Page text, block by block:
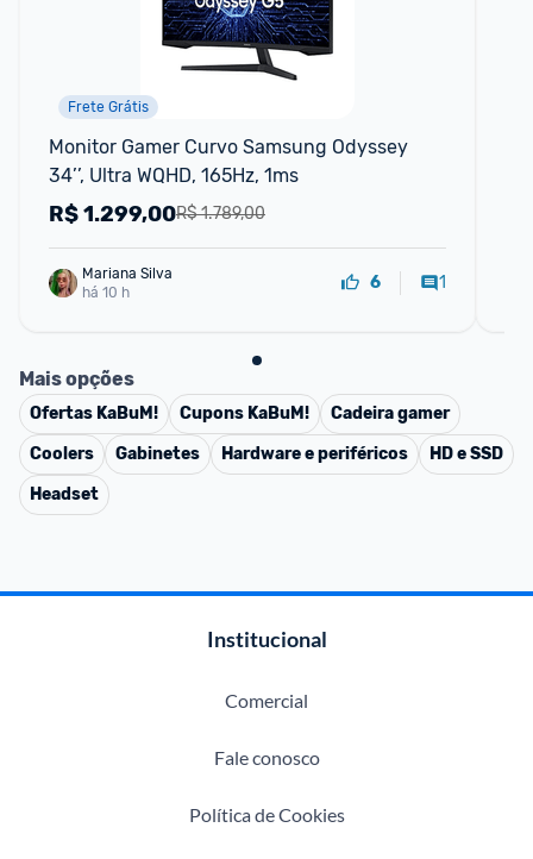
Frete Grátis
Monitor Gamer Curvo Samsung Odyssey
34’’, Ultra WQHD, 165Hz, 1ms
R$ 1.789,00
R$1.299,00
Mariana Silva
há 10 h
6 1
Mais opções
Ofertas KaBuM! Cupons KaBuM!
Cadeira gamer
Coolers
Gabinetes Hardware e periféricos
HD e SSD
Headset
Institucional
Comercial
Fale conosco
Política de Cookies